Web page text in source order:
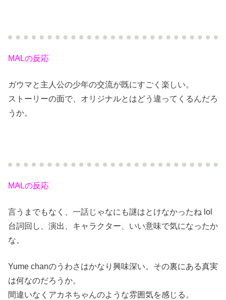
MALの反応
ガウマと主人公の少年の交流が既にすごく楽しい。
ストーリーの面で、オリジナルとはどう違ってくるんだろ
うか。
MALの反応
言うまでもなく、一話じゃなにも謎はとけなかったね lol
台詞回し、演出、キャラクター、いい意味で気になったか
な。
Yume chanのうわさはかなり興味深い。その裏にある真実
は何なのだろうか。
間違いなくアカネちゃんのような雰囲気を感じる。